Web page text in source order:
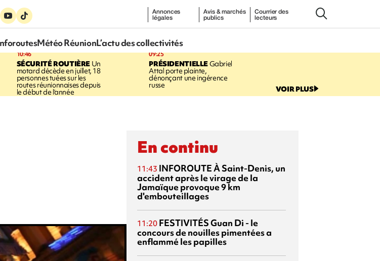
Annonces
légales
Avis & marchés
publics
Courrier des
lecteurs
Météo RéunionL’actu des collectivités
10:46
SÉCURITÉ ROUTIÈRE Un
motard décède en juillet, 18
personnes tuées sur les
routes réunionnaises depuis
le début de l'année
09:25
PRÉSIDENTIELLEGabriel
Attal porte plainte,
dénonçant une ingérence
russe VOIR PLUS
En continu
11:43 INFOROUTEÀ Saint-Denis, un
accident après le virage de la
Jamaïque provoque 9 km
d'embouteillages
11:20 FESTIVITÉSGuan Di - le
concours de nouilles pimentées a
enflammé les papilles